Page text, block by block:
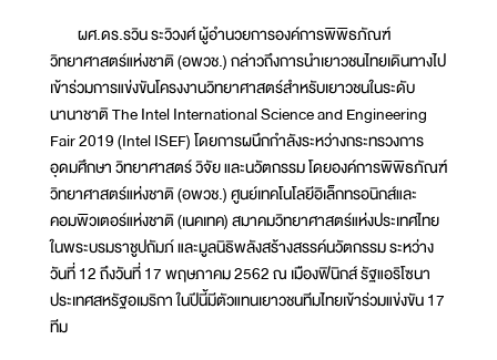
ผศ.ดร.รวิน ระวิวงศ์ ผู้อำนวยการองค์การพิพิธภัณฑ์
วิทยาศาสตร์แห่งชาติ (อพวช.) กล่าวถึงการนำเยาวชนไทยเดินทางไป
เข้าร่วมการแข่งขันโครงงานวิทยาศาสตร์สำหรับเยาวชนในระดับ
นานาชาติ The Intel International Science and Engineering
Fair 2019 (Intel ISEF) โดยการผนึกกำลังระหว่างกระทรวงการ
อุดมศึกษา วิทยาศาสตร์ วิจัย และนวัตกรรม โดยองค์การพิพิธภัณฑ์
วิทยาศาสตร์แห่งชาติ (อพวช.) ศูนย์เทคโนโลยีอิเล็กทรอนิกส์และ
คอมพิวเตอร์แห่งชาติ (เนคเทค) สมาคมวิทยาศาสตร์แห่งประเทศไทย
ในพระบรมราชูปถัมภ์ และมูลนิธิพลังสร้างสรรค์นวัตกรรม ระหว่าง
วันที่ 12 ถึงวันที่ 17 พฤษภาคม 2562 ณ เมืองฟินิกส์ รัฐแอริโซนา
ประเทศสหรัฐอเมริกา ในปีนี้มีตัวแทนเยาวชนทีมไทยเข้าร่วมแข่งขัน 17
ทีม